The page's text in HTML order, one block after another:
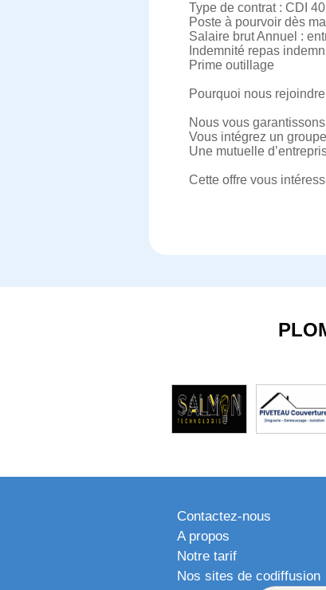
Type de contrat : CDI
Poste à pourvoir dès
Salaire brut Annuel :
Indemnité repas
Prime outillage
Pourquoi nous rejoindre
Nous vous
Vous intégrez un
Une mutuelle
Cette offre vous
Contactez-nous
A propos
Notre tarif
Nos sites de codiffusion